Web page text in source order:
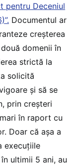
pentru Deceniul
Documentul ar
creșterea
domenii în
strictă la
solicită
și să se
prin creșteri
în raport cu
Doar că așa a
execuțiile
ultimii 5 ani, au